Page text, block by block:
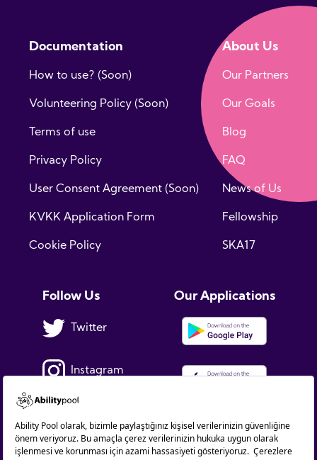
Documentation
How to use? (Soon)
Volunteering Policy (Soon)
Terms of use
Privacy Policy
User Consent Agreement (Soon)
KVKK Application Form
Cookie Policy
About Us
Our Partners
Our Goals
Blog
FAQ
News of Us
Fellowship
SKA17
Follow Us
Twitter
Instagram
Linkedin
Our Applications